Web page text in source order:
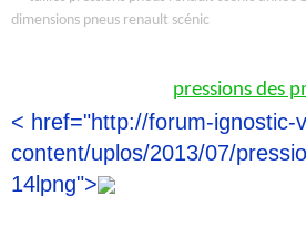
dimensions pneus renault scénic
pressions des
< href="http://forum-ignostic-
content/uplos/2013/07/
14lpng">